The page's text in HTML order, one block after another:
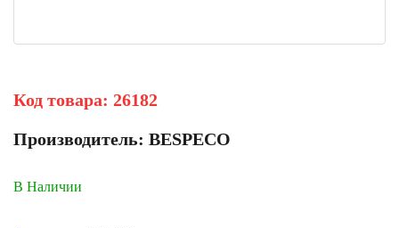
Код товара: 26182
Производитель: BESPECO
В Наличии